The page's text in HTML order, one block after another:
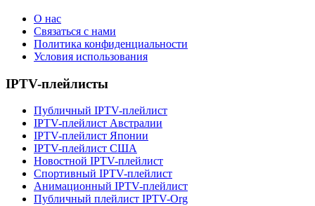
О нас
Связаться с нами
Политика конфиденциальности
Условия использования
IPTV-плейлисты
Публичный IPTV-плейлист
IPTV-плейлист Австралии
IPTV-плейлист Японии
IPTV-плейлист США
Новостной IPTV-плейлист
Спортивный IPTV-плейлист
Анимационный IPTV-плейлист
Публичный плейлист IPTV-Org